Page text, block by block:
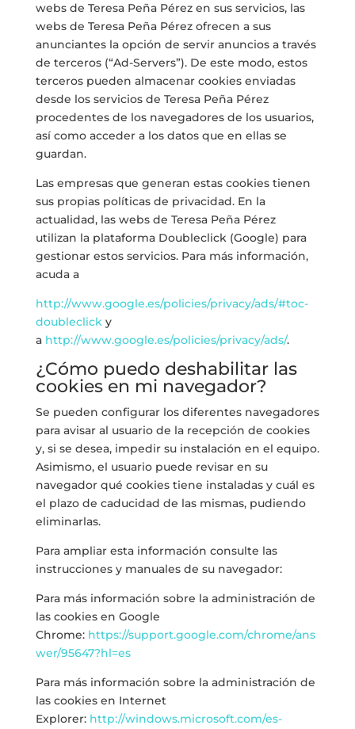
webs de Teresa Peña Pérez en sus servicios, las
webs de Teresa Peña Pérez ofrecen a sus
anunciantes la opción de servir anuncios a través
de terceros (“Ad-Servers”). De este modo, estos
terceros pueden almacenar cookies enviadas
desde los servicios de Teresa Peña Pérez
procedentes de los navegadores de los usuarios,
así como acceder a los datos que en ellas se
guardan.
Las empresas que generan estas cookies tienen
sus propias políticas de privacidad. En la
actualidad, las webs de Teresa Peña Pérez
utilizan la plataforma Doubleclick (Google) para
gestionar estos servicios. Para más información,
acuda a
http://www.google.es/policies/privacy/ads/#toc-
doubleclicky
a http://www.google.es/policies/privacy/ads/.
¿Cómo puedo deshabilitar las
cookies en mi navegador?
Se pueden configurar los diferentes navegadores
para avisar al usuario de la recepción de cookies
y, si se desea, impedir su instalación en el equipo.
Asimismo, el usuario puede revisar en su
navegador qué cookies tiene instaladas y cuál es
el plazo de caducidad de las mismas, pudiendo
eliminarlas.
Para ampliar esta información consulte las
instrucciones y manuales de su navegador:
Para más información sobre la administración de
las cookies en Google
Chrome: https://support.google.com/chrome/ans
wer/95647?hl=es
Para más información sobre la administración de
las cookies en Internet
Explorer: http://windows.microsoft.com/es-